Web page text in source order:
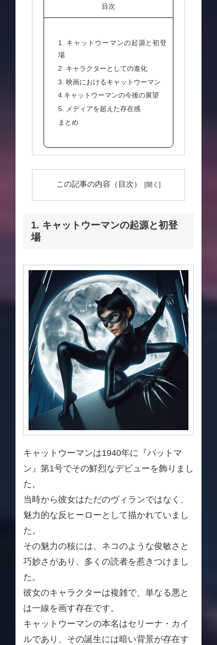
目次
1. キャットウーマンの起源と初登
場
2. キャラクターとしての進化
3. 映画におけるキャットウーマン
4.キャットウーマンの今後の展望
5. メディアを超えた存在感
まとめ
この記事の内容（目次）
1. キャットウーマンの起源と初登
場
キャットウーマンは1940年に『バットマ
ン』第1号でその鮮烈なデビューを飾りまし
た。
当時から彼女はただのヴィランではなく、
魅力的な反ヒーローとして描かれていまし
た。
その魅力の核には、ネコのような俊敏さと
巧妙さがあり、多くの読者を惹きつけまし
た。
彼女のキャラクターは複雑で、単なる悪と
は一線を画す存在です。
キャットウーマンの本名はセリーナ・カイ
ルであり、その誕生には暗い背景が存在す